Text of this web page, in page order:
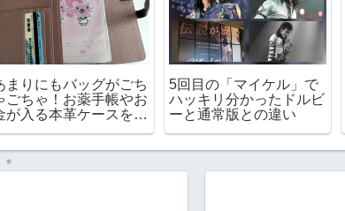
っかく出来たゴーヤの
ちゃんなのに食べられ
くて残念
生活必需品はちょこちょ
こ買いするタイプ？まと
め買いするタイプ？